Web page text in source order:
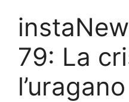
79: La